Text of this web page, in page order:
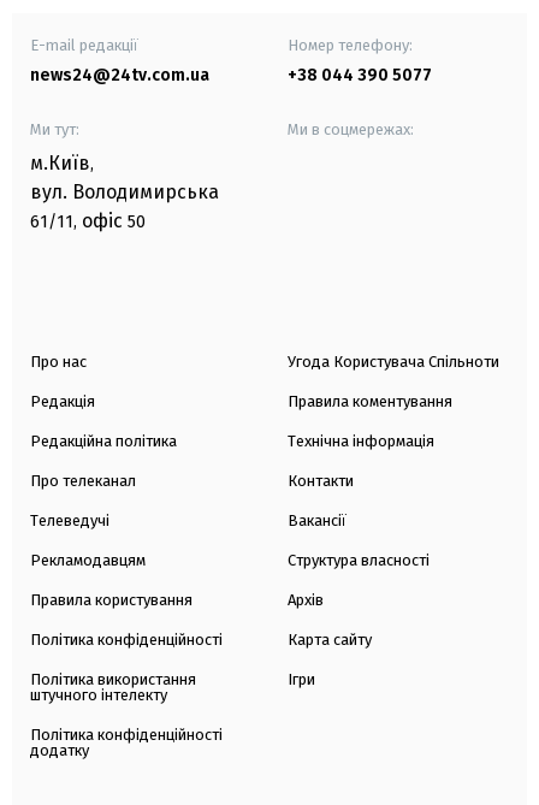
E-mail редакції
news24@24tv.com.ua
Номер телефону:
+38 044 390 5077
Ми тут:
м.Київ,
вул. Володимирська
61/11, офіс 50
Ми в соцмережах:
Про нас
Редакція
Редакційна політика
Про телеканал
Телеведучі
Рекламодавцям
Правила користування
Політика конфіденційності
Політика використання
штучного інтелекту
Політика конфіденційності
додатку
Угода Користувача Спільноти
Правила коментування
Технічна інформація
Контакти
Вакансії
Структура власності
Архів
Карта сайту
Ігри